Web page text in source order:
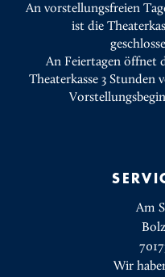
An vorstellungsfreien
ist die
An Feiertagen öffnet
Theaterkasse 3 Stunden
Am
Wir